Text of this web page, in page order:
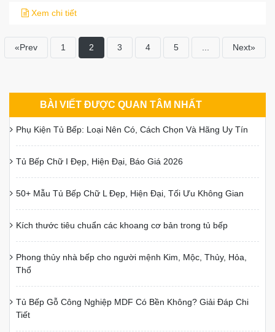
Xem chi tiết
«Prev 1 2 3 4 5 ... Next»
BÀI VIẾT ĐƯỢC QUAN TÂM NHẤT
Phụ Kiện Tủ Bếp: Loại Nên Có, Cách Chọn Và Hãng Uy Tín
Tủ Bếp Chữ I Đẹp, Hiện Đại, Báo Giá 2026
50+ Mẫu Tủ Bếp Chữ L Đẹp, Hiện Đại, Tối Ưu Không Gian
Kích thước tiêu chuẩn các khoang cơ bản trong tủ bếp
Phong thủy nhà bếp cho người mệnh Kim, Mộc, Thủy, Hỏa,
Thổ
Tủ Bếp Gỗ Công Nghiệp MDF Có Bền Không? Giải Đáp Chi
Tiết